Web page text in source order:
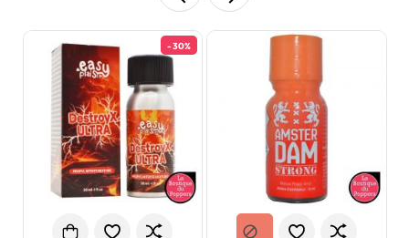
-30%